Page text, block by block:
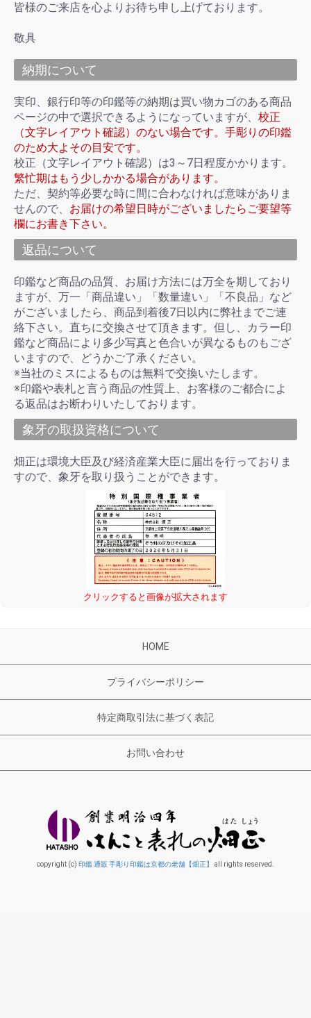
皆様のご来店を心よりお待ち申し上げております。
敬具
納期について
実印、銀行印等の印鑑等の納期は買い物カゴのある商品
ページの中で選択できるようになっていますが、 校正
（文字レイアウト確認）のない場合です。手彫りの印鑑
のため大よその目安です。
校正（文字レイアウト確認）は3～7日程度かかります。
繁忙期はもう少しかかる場合があります。
ただ、契約等必要な時に間に合わなければ意味がありま
せんので、 お届けの希望日時がございましたらご要望等
欄にお書き下さい。
返品について
印鑑など商品の品質、お届け方法には万全を期しており
ますが、万一「商品違い」「数量違い」「不良品」など
がございましたら、商品到着後7日以内に弊社までご連
絡下さい。直ちに交換させて頂きます。但し、カラー印
鑑など商品により多少写真と色合いが異なるものもござ
いますので、どうかご了承ください。
※当社のミスによるものは無料で交換いたします。
※印鑑や表札と言う商品の性質上、お客様のご都合によ
る返品はお断わりいたしております。
象牙の取扱資格について
畑正は環境大臣及び経済産業大臣に届出を行っておりま
すので、象牙を取り扱うことができます。
クリックすると画像が拡大されます
HOME
プライバシーポリシー
特定商取引法に基づく表記
お問い合わせ
copyright (c) 印鑑 通販 手彫り印鑑は京都の老舗【畑正】 all rights reserved.